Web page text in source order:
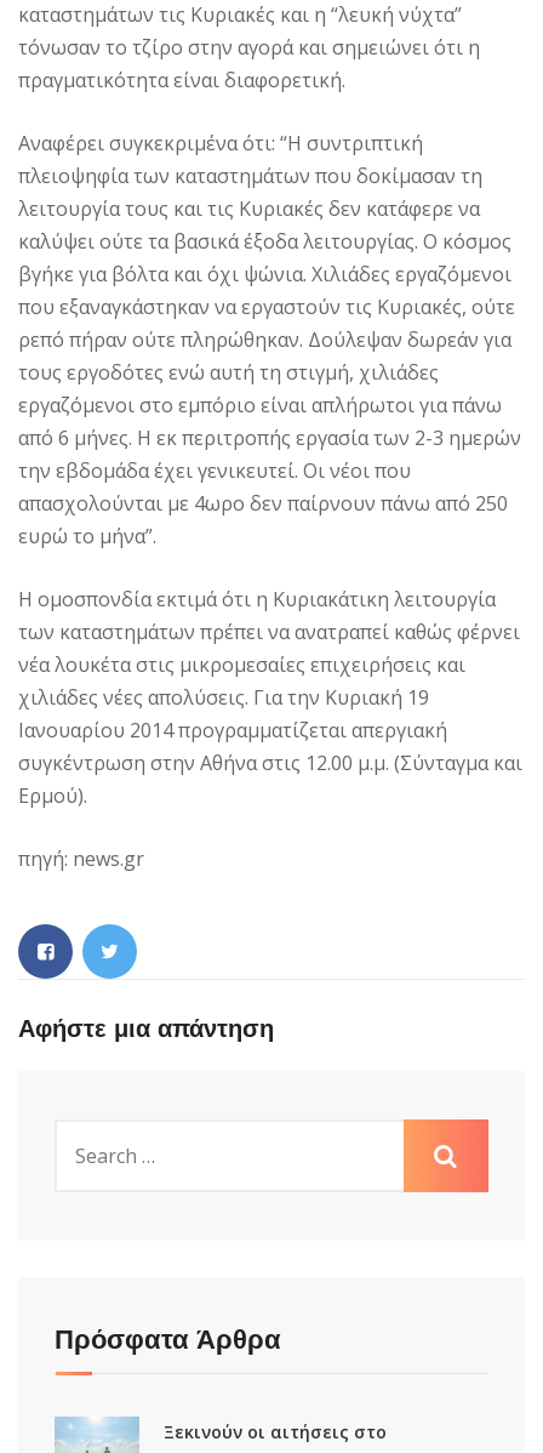
καταστημάτων τις Κυριακές και η “λευκή νύχτα”
τόνωσαν το τζίρο στην αγορά και σημειώνει ότι η
πραγματικότητα είναι διαφορετική.
Αναφέρει συγκεκριμένα ότι: “Η συντριπτική
πλειοψηφία των καταστημάτων που δοκίμασαν τη
λειτουργία τους και τις Κυριακές δεν κατάφερε να
καλύψει ούτε τα βασικά έξοδα λειτουργίας. Ο κόσμος
βγήκε για βόλτα και όχι ψώνια. Χιλιάδες εργαζόμενοι
που εξαναγκάστηκαν να εργαστούν τις Κυριακές, ούτε
ρεπό πήραν ούτε πληρώθηκαν. Δούλεψαν δωρεάν για
τους εργοδότες ενώ αυτή τη στιγμή, χιλιάδες
εργαζόμενοι στο εμπόριο είναι απλήρωτοι για πάνω
από 6 μήνες. Η εκ περιτροπής εργασία των 2-3 ημερών
την εβδομάδα έχει γενικευτεί. Οι νέοι που
απασχολούνται με 4ωρο δεν παίρνουν πάνω από 250
ευρώ το μήνα”.
Η ομοσπονδία εκτιμά ότι η Κυριακάτικη λειτουργία
των καταστημάτων πρέπει να ανατραπεί καθώς φέρνει
νέα λουκέτα στις μικρομεσαίες επιχειρήσεις και
χιλιάδες νέες απολύσεις. Για την Κυριακή 19
Ιανουαρίου 2014 προγραμματίζεται απεργιακή
συγκέντρωση στην Αθήνα στις 12.00 μ.μ. (Σύνταγμα και
Ερμού).
πηγή: news.gr
Αφήστε μια απάντηση
Πρόσφατα Άρθρα
Ξεκινούν οι αιτήσεις στο